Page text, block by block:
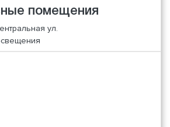
помещения
ул.